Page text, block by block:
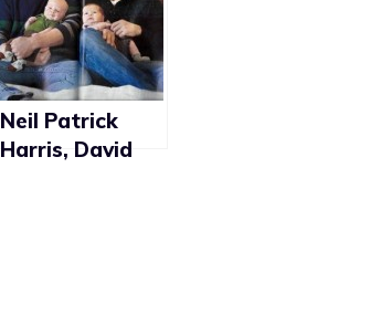
Neil Patrick
Harris, David